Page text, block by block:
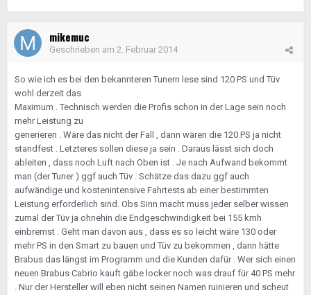
mikemuc
Geschrieben am 2. Februar 2014
So wie ich es bei den bekannteren Tunern lese sind 120 PS und Tüv
wohl derzeit das
Maximum . Technisch werden die Profis schon in der Lage sein noch
mehr Leistung zu
generieren . Wäre das nicht der Fall , dann wären die 120 PS ja nicht
standfest . Letzteres sollen diese ja sein . Daraus lässt sich doch
ableiten , dass noch Luft nach Oben ist . Je nach Aufwand bekommt
man (der Tuner ) ggf auch Tüv . Schätze das dazu ggf auch
aufwändige und kostenintensive Fahrtests ab einer bestimmten
Leistung erforderlich sind. Obs Sinn macht muss jeder selber wissen
zumal der Tüv ja ohnehin die Endgeschwindigkeit bei 155 kmh
einbremst . Geht man davon aus , dass es so leicht wäre 130 oder
mehr PS in den Smart zu bauen und Tüv zu bekommen , dann hätte
Brabus das längst im Programm und die Kunden dafür . Wer sich einen
neuen Brabus Cabrio kauft gäbe locker noch was drauf für 40 PS mehr
. Nur der Hersteller will eben nicht seinen Namen ruinieren und scheut